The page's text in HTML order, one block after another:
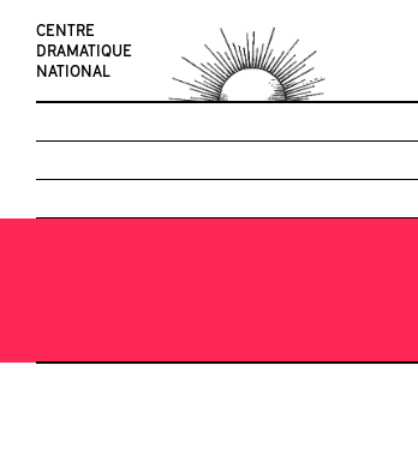
CENTRE
DRAMATIQUE
NATIONAL